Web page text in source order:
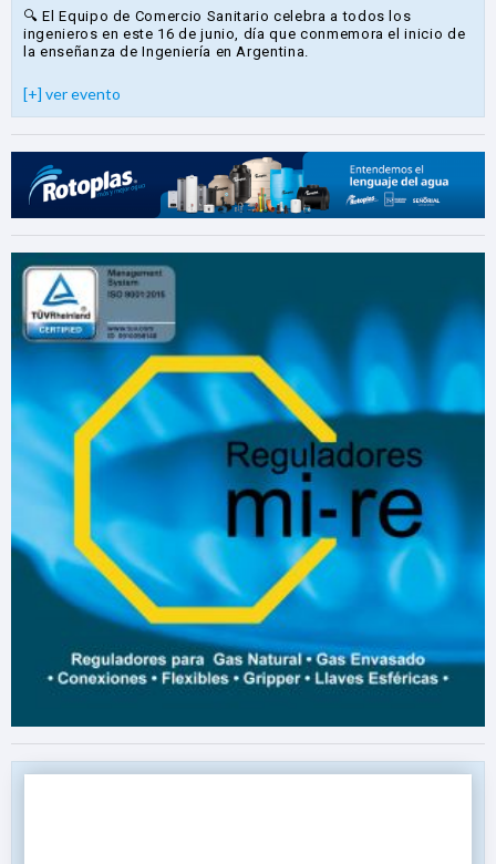
🔍 El Equipo de Comercio Sanitario celebra a todos los
ingenieros en este 16 de junio, día que conmemora el inicio de
la enseñanza de Ingeniería en Argentina.
[+] ver evento